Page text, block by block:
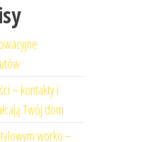
– kontakty i
Twój dom
worko –